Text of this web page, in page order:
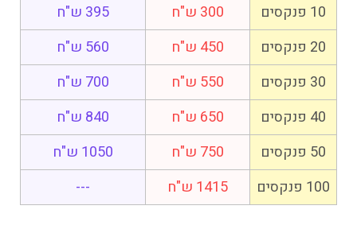
10 פנקסים
300 ש"ח
395 ש"ח
20 פנקסים
450 ש"ח
560 ש"ח
30 פנקסים
550 ש"ח
700 ש"ח
40 פנקסים
650 ש"ח
840 ש"ח
50 פנקסים
750 ש"ח
1050 ש"ח
100 פנקסים
1415 ש"ח ---